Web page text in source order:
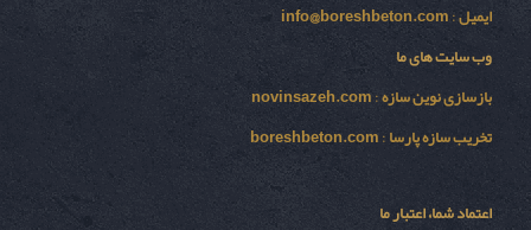
ایمیل:
info@boreshbeton.com
وب سایت های ما
بازسازی نوين سازه:
novinsazeh.com
تخریب سازه پارسا:
boreshbeton.com
اعتماد شما، اعتبار ما